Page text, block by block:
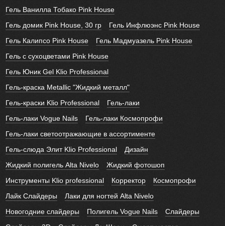
Гель Ванилла Тобако Pink House
Гель домик Pink House, 30 гр
Гель Инфлюэнс Pink House
Гель Калипсо Pink House
Гель Мадмуазель Pink House
Гель с сухоцветами Pink House
Гель Юник Gel Klio Professional
Гель-краска Metallic "Жидкий металл"
Гель-краски Klio Professional
Гель-лаки
Гель-лаки Vogue Nails
Гель-лаки Космопрофи
Гель-лаки светоотражающие в ассортименте
Гель-слюда Элит Klio Professional
Дизайн
Жидкий полигель Alta Nivelo
Жидкий фотошоп
Инструменты Klio professional
Корректор
Космопрофи
Лайк Слайдеры
Лаки для ногтей Alta Nivelo
Новогодние слайдеры
Полигель Vogue Nails
Слайдеры